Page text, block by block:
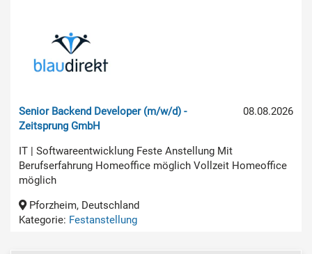
08.08.2026
Senior Backend Developer (m/w/d) -
Zeitsprung GmbH
IT | Softwareentwicklung Feste Anstellung Mit
Berufserfahrung Homeoffice möglich Vollzeit Homeoffice
möglich
Pforzheim, Deutschland
Kategorie: Festanstellung